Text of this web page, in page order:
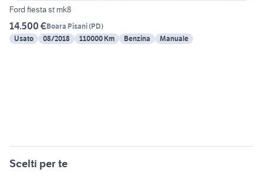
Ford fiesta st mk8
14.500 €Boara Pisani(PD)
Usato
08/2018 110000 Km Benzina Manuale
Scelti per te